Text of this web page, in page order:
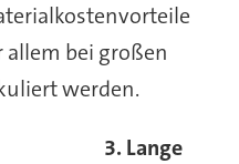
bei großen
werden.
3. Lange